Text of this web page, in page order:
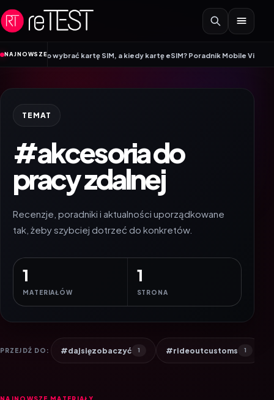
Przejdź do treści
NAJNOWSZE
warto wybrać kartę SIM, a kiedy kartę eSIM? Poradnik Mobile Vikings •
TEMAT
#akcesoria do
pracy zdalnej
Recenzje, poradniki i aktualności uporządkowane
tak, żeby szybciej dotrzeć do konkretów.
1
MATERIAŁÓW
1
STRONA
PRZEJDŹ DO: #dajsięzobaczyć 1 #rideoutcustoms 1